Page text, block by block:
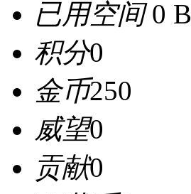
已用空间0 B
积分0
金币250
威望0
贡献0